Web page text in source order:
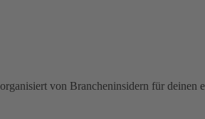
von Brancheninsidern für deinen